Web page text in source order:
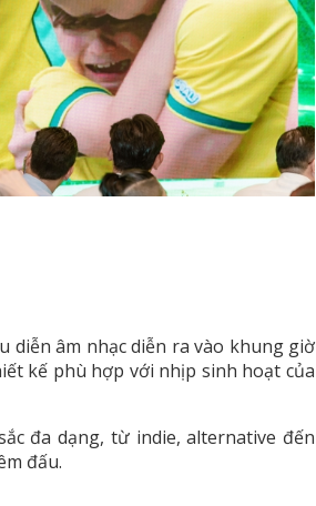
âm nhạc diễn ra vào khung giờ
kế phù hợp với nhịp sinh hoạt của
đa dạng, từ indie, alternative đến
đấu.